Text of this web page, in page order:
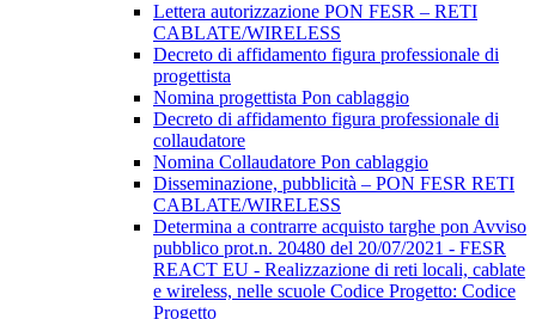
Lettera autorizzazione PON FESR – RETI
CABLATE/WIRELESS
Decreto di affidamento figura professionale di
progettista
Nomina progettista Pon cablaggio
Decreto di affidamento figura professionale di
collaudatore
Nomina Collaudatore Pon cablaggio
Disseminazione, pubblicità – PON FESR RETI
CABLATE/WIRELESS
Determina a contrarre acquisto targhe pon Avviso
pubblico prot.n. 20480 del 20/07/2021 - FESR
REACT EU - Realizzazione di reti locali, cablate
e wireless, nelle scuole Codice Progetto: Codice
Progetto